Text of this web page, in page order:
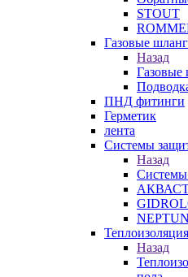
STOUT
Газовые
Назад
Газовые
ПНД фитинги
Герметик
лента
Системы
Назад
Системы
NEPTUN
Назад